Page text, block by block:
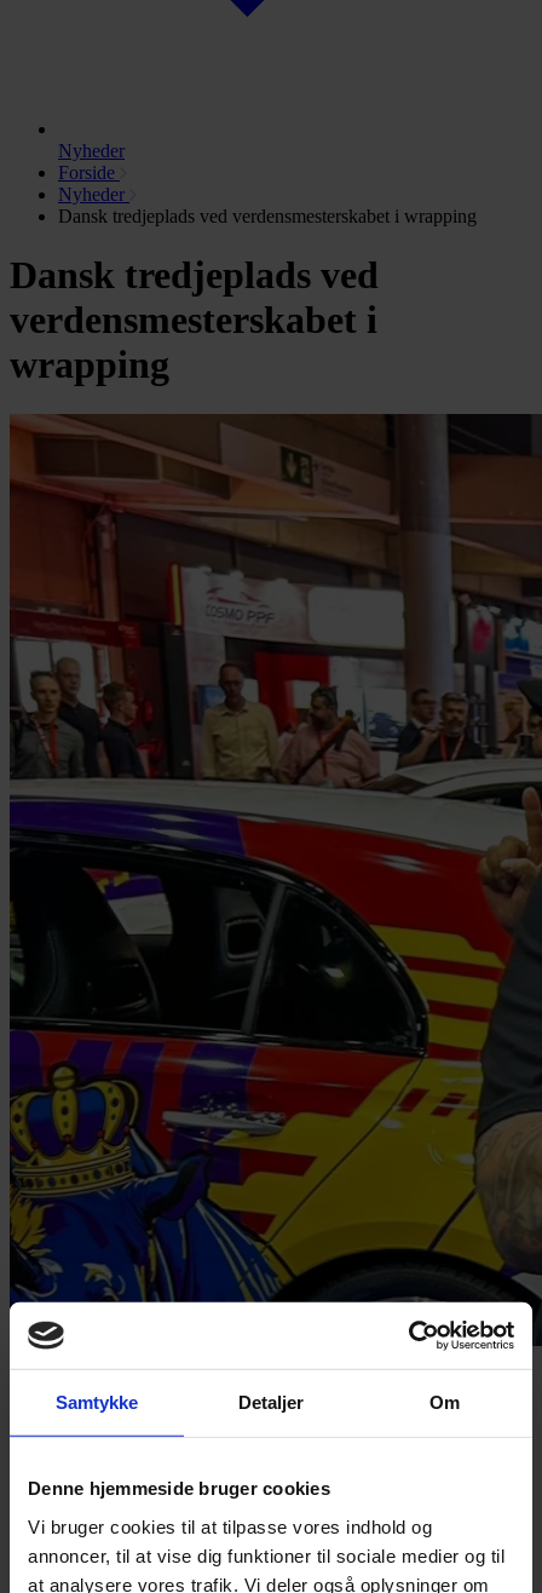
Samtykke Detaljer Om
Denne hjemmeside bruger cookies
Vi bruger cookies til at tilpasse vores indhold og
annoncer, til at vise dig funktioner til sociale medier og til
at analysere vores trafik. Vi deler også oplysninger om
Nyheder
Forside
Nyheder
Dansk tredjeplads ved verdensmesterskabet i wrapping
Dansk tredjeplads ved
verdensmesterskabet i
wrapping
Redaktør Pia Osbæck
+ 45 24 27 32 38
po@grakom.dk